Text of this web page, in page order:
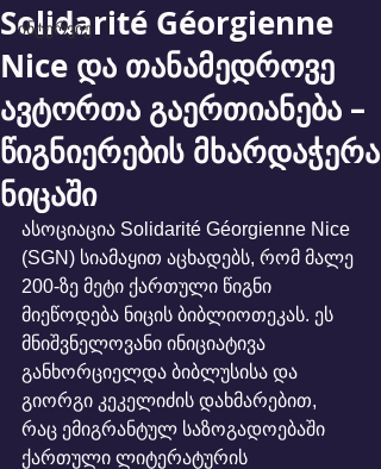
ინტერვიუ
Solidarité Géorgienne
Nice და თანამედროვე
ავტორთა გაერთიანება –
წიგნიერების მხარდაჭერა
ნიცაში
ასოციაცია Solidarité Géorgienne Nice
(SGN) სიამაყით აცხადებს, რომ მალე
200-ზე მეტი ქართული წიგნი
მიეწოდება ნიცის ბიბლიოთეკას. ეს
მნიშვნელოვანი ინიციატივა
განხორციელდა ბიბლუსისა და
გიორგი კეკელიძის დახმარებით,
რაც ემიგრანტულ საზოგადოებაში
ქართული ლიტერატურის